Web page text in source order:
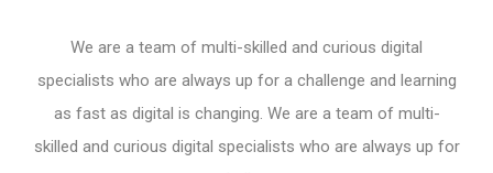
We are a team of multi-skilled and curious digital
specialists who are always up for a challenge and learning
as fast as digital is changing. We are a team of multi-
skilled and curious digital specialists who are always up for